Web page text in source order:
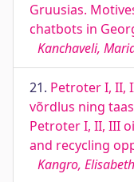
Gruusias.
chatbots in
Kanchaveli,
21. Petroter I, II,
võrdlus ning
Petroter I, II, III
and recycling
Kangro, Elisabeth